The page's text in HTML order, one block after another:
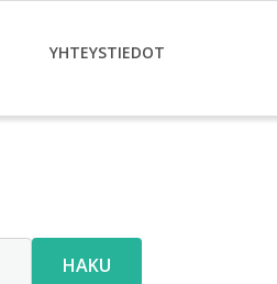
YHTEYSTIEDOT
HAKU